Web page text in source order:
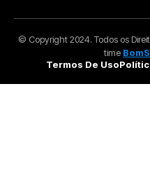
© Copyright 2024. Todos os
time
Termos De Uso